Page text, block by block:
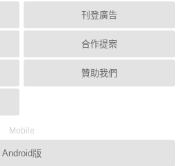
刊登廣告
合作提案
贊助我們
Mobile
Android版